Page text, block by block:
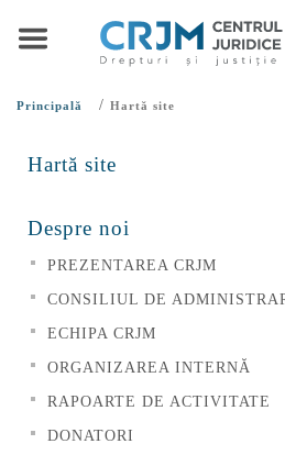
Principală / Hartă site
Hartă site
Despre noi
PREZENTAREA CRJM
CONSILIUL DE
ECHIPA CRJM
ORGANIZAREA INTERNĂ
RAPOARTE DE ACTIVITATE
DONATORI